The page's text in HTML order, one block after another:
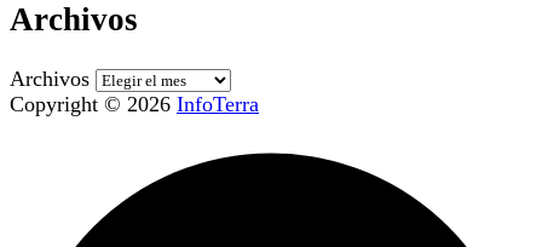
Archivos
Archivos
Copyright © 2026 InfoTerra